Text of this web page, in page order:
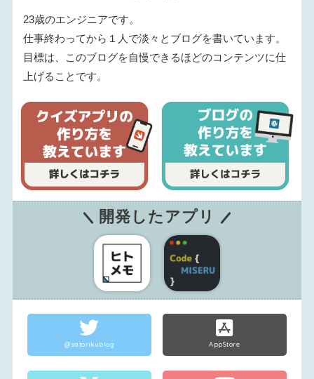
23歳のエンジニアです。
仕事終わってから１人で淡々とブログを書いています。
目標は、このブログを自慢できるほどのコンテンツに仕
上げることです。
開発したアプリ
@satorikublog AppStore